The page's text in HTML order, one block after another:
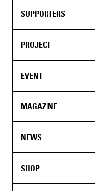
SUPPORTERS
PROJECT
EVENT
MAGAZINE
NEWS
SHOP